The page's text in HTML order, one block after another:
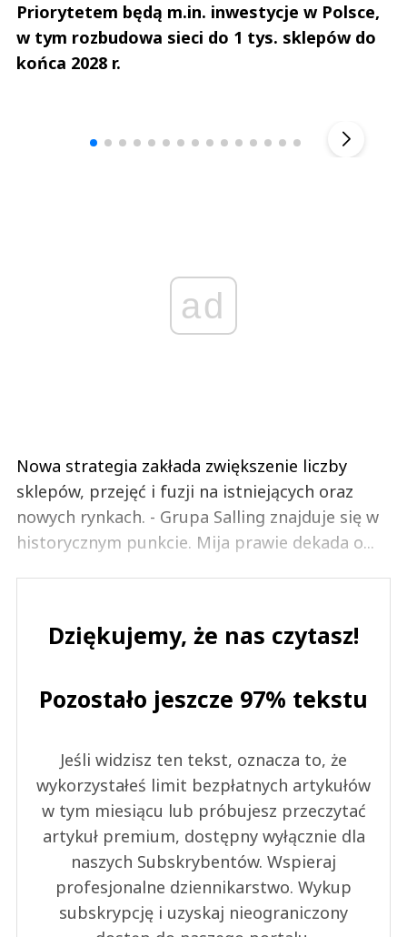
Priorytetem będą m.in. inwestycje w Polsce,
w tym rozbudowa sieci do 1 tys. sklepów do
końca 2028 r.
ad
Nowa strategia zakłada zwiększenie liczby
sklepów, przejęć i fuzji na istniejących oraz
nowych rynkach. - Grupa Salling znajduje się w
historycznym punkcie. Mija prawie dekada o...
Dziękujemy, że nas czytasz!
Pozostało jeszcze 97% tekstu
Jeśli widzisz ten tekst, oznacza to, że
wykorzystałeś limit bezpłatnych artykułów
w tym miesiącu lub próbujesz przeczytać
artykuł premium, dostępny wyłącznie dla
naszych Subskrybentów. Wspieraj
profesjonalne dziennikarstwo. Wykup
subskrypcję i uzyskaj nieograniczony